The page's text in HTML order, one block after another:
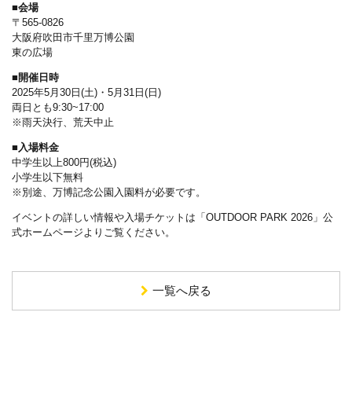
■会場
〒565-0826
大阪府吹田市千里万博公園
東の広場
■開催日時
2025年5月30日(土)・5月31日(日)
両日とも9:30~17:00
※雨天決行、荒天中止
■入場料金
中学生以上800円(税込)
小学生以下無料
※別途、万博記念公園入園料が必要です。
イベントの詳しい情報や入場チケットは「OUTDOOR PARK 2026」公
式ホームページよりご覧ください。
一覧へ戻る